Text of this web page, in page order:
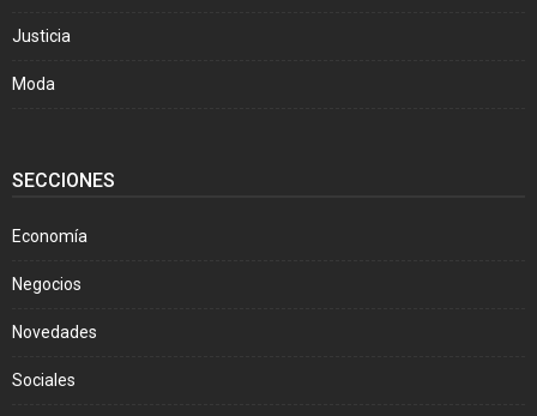
Justicia
Moda
SECCIONES
Economía
Negocios
Novedades
Sociales